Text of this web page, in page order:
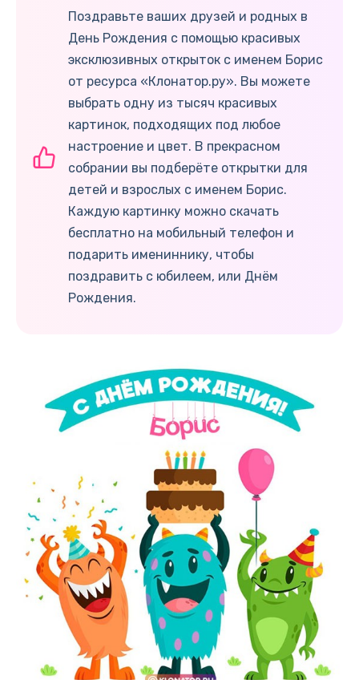
Поздравьте ваших друзей и родных в
День Рождения с помощью красивых
эксклюзивных открыток с именем Борис
от ресурса «Клонатор.ру». Вы можете
выбрать одну из тысяч красивых
картинок, подходящих под любое
настроение и цвет. В прекрасном
собрании вы подберёте открытки для
детей и взрослых с именем Борис.
Каждую картинку можно скачать
бесплатно на мобильный телефон и
подарить имениннику, чтобы
поздравить с юбилеем, или Днём
Рождения.